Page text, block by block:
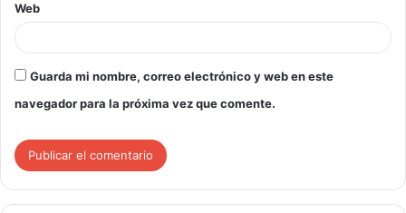
Web
Guarda mi nombre, correo electrónico y web en este
navegador para la próxima vez que comente.